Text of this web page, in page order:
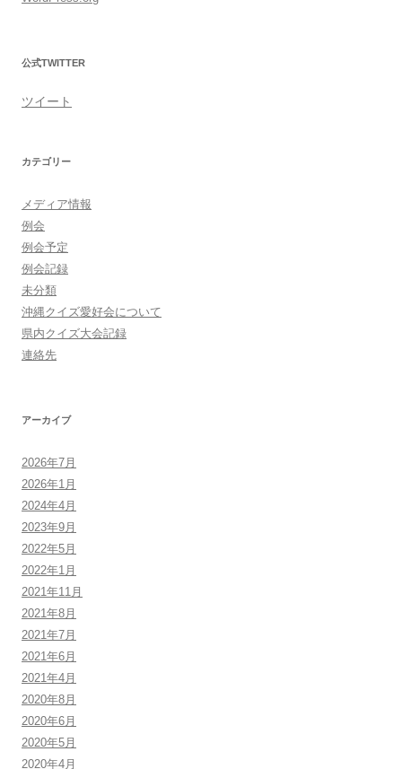
公式TWITTER
ツイート
カテゴリー
メディア情報
例会
例会予定
例会記録
未分類
沖縄クイズ愛好会について
県内クイズ大会記録
連絡先
アーカイブ
2026年7月
2026年1月
2024年4月
2023年9月
2022年5月
2022年1月
2021年11月
2021年8月
2021年7月
2021年6月
2021年4月
2020年8月
2020年6月
2020年5月
2020年4月